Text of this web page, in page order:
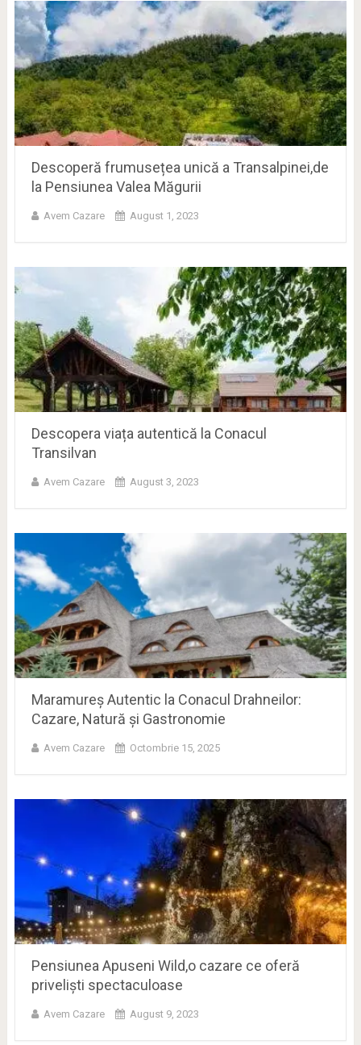
Descoperă frumusețea unică a Transalpinei,de
la Pensiunea Valea Măgurii
Avem Cazare August 1, 2023
Descopera viața autentică la Conacul
Transilvan
Avem Cazare August 3, 2023
Maramureș Autentic la Conacul Drahneilor:
Cazare, Natură și Gastronomie
Avem Cazare Octombrie 15, 2025
Pensiunea Apuseni Wild,o cazare ce oferă
priveliști spectaculoase
Avem Cazare August 9, 2023